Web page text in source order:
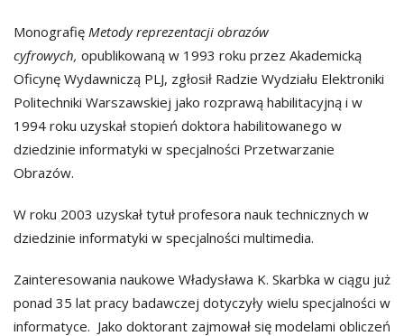
Monografię Metody reprezentacji obrazów
cyfrowych, opublikowaną w 1993 roku przez Akademicką
Oficynę Wydawniczą PLJ, zgłosił Radzie Wydziału Elektroniki
Politechniki Warszawskiej jako rozprawą habilitacyjną i w
1994 roku uzyskał stopień doktora habilitowanego w
dziedzinie informatyki w specjalności Przetwarzanie
Obrazów.
W roku 2003 uzyskał tytuł profesora nauk technicznych w
dziedzinie informatyki w specjalności multimedia.
Zainteresowania naukowe Władysława K. Skarbka w ciągu już
ponad 35 lat pracy badawczej dotyczyły wielu specjalności w
informatyce. Jako doktorant zajmował się modelami obliczeń